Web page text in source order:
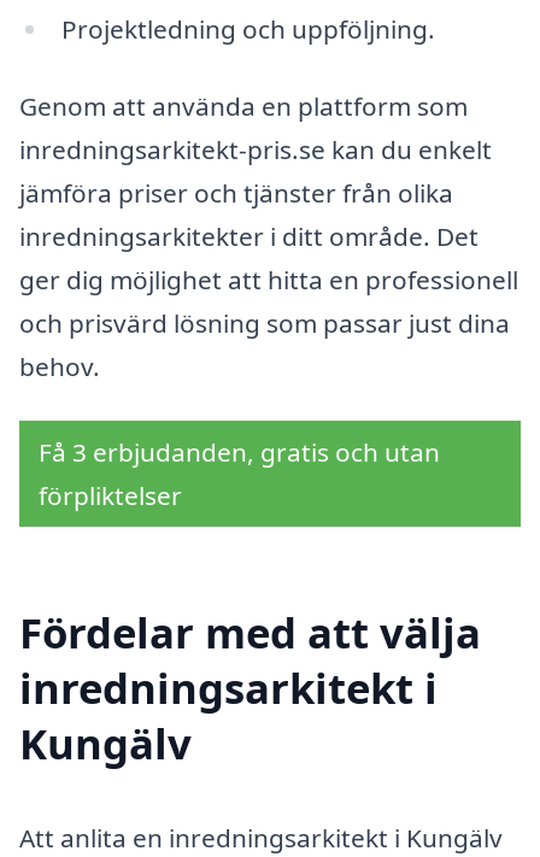
Projektledning och uppföljning.
Genom att använda en plattform som
inredningsarkitekt-pris.se kan du enkelt
jämföra priser och tjänster från olika
inredningsarkitekter i ditt område. Det
ger dig möjlighet att hitta en professionell
och prisvärd lösning som passar just dina
behov.
Få 3 erbjudanden, gratis och utan
förpliktelser
Fördelar med att välja
inredningsarkitekt i
Kungälv
Att anlita en inredningsarkitekt i Kungälv